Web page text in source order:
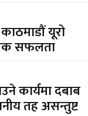
यूरो
सफलता
कार्यमा दबाब
तह असन्तुष्ट